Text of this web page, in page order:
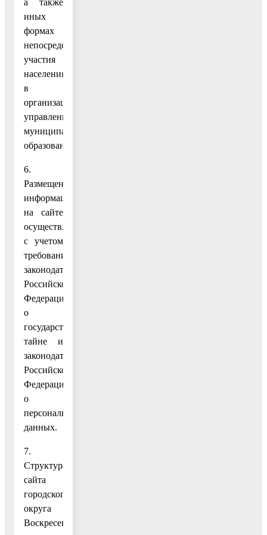
иных
формах
непосредственного
участия
населения
в
организации
управления
муниципального
образования.
6.
Размещение
информации
на сайте
осуществляется
с учетом
требований
законодательства
Российской
Федерации
о
государственной
тайне и
законодательством
Российской
Федерации
о
персональных
данных.
7.
Структура
сайта
городского
округа
Воскресенск